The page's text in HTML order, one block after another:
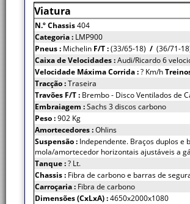
Viatura
N.º Chassis404
Categoria : LMP900
Pneus : Michelin F/T :(33/65-18) / (36/71-
Caixa de Velocidades :Audi/Ricardo 6
Velocidade Máxima Corrida :? Km/h
Tracção :Traseira
Travões F/T : Brembo - Disco Ventilados de
Embraiagem :Sachs 3 discos carbono
Peso :902 Kg
Amortecedores :Ohlins
Suspensão : Independente. Braços duplos e
mola/amortecedor horizontais ajustáveis a
Tanque :? Lt.
Chassis : Fibra de carbono e barras de
Carroçaria : Fibra de carbono
Dimensões (CxLxA) :4650x2000x1080